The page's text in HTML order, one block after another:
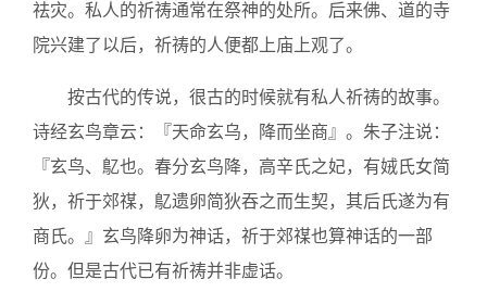
祛灾。私人的祈祷通常在祭神的处所。后来佛、道的寺
院兴建了以后，祈祷的人便都上庙上观了。
按古代的传说，很古的时候就有私人祈祷的故事。
诗经玄鸟章云：『天命玄乌，降而坐商』。朱子注说：
『玄鸟、鳦也。春分玄鸟降，高辛氏之妃，有娀氏女简
狄，祈于郊禖，鳦遗卵简狄吞之而生契，其后氏遂为有
商氏。』玄鸟降卵为神话，祈于郊禖也算神话的一部
份。但是古代已有祈祷并非虚话。